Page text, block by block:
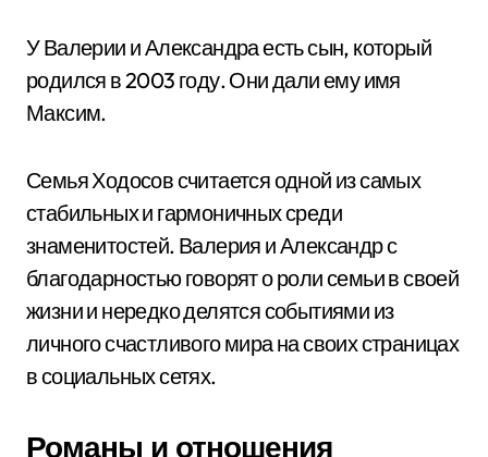
У Валерии и Александра есть сын, который
родился в 2003 году. Они дали ему имя
Максим.
Семья Ходосов считается одной из самых
стабильных и гармоничных среди
знаменитостей. Валерия и Александр с
благодарностью говорят о роли семьи в своей
жизни и нередко делятся событиями из
личного счастливого мира на своих страницах
в социальных сетях.
Романы и отношения